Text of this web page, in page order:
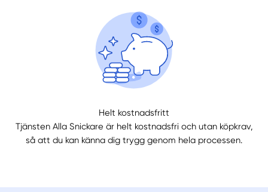
Få hjälp
Välj tillvägagångssätt
Helt kostnadsfritt
Tjänsten Alla Snickare är helt kostnadsfri och utan köpkrav,
så att du kan känna dig trygg genom hela processen.